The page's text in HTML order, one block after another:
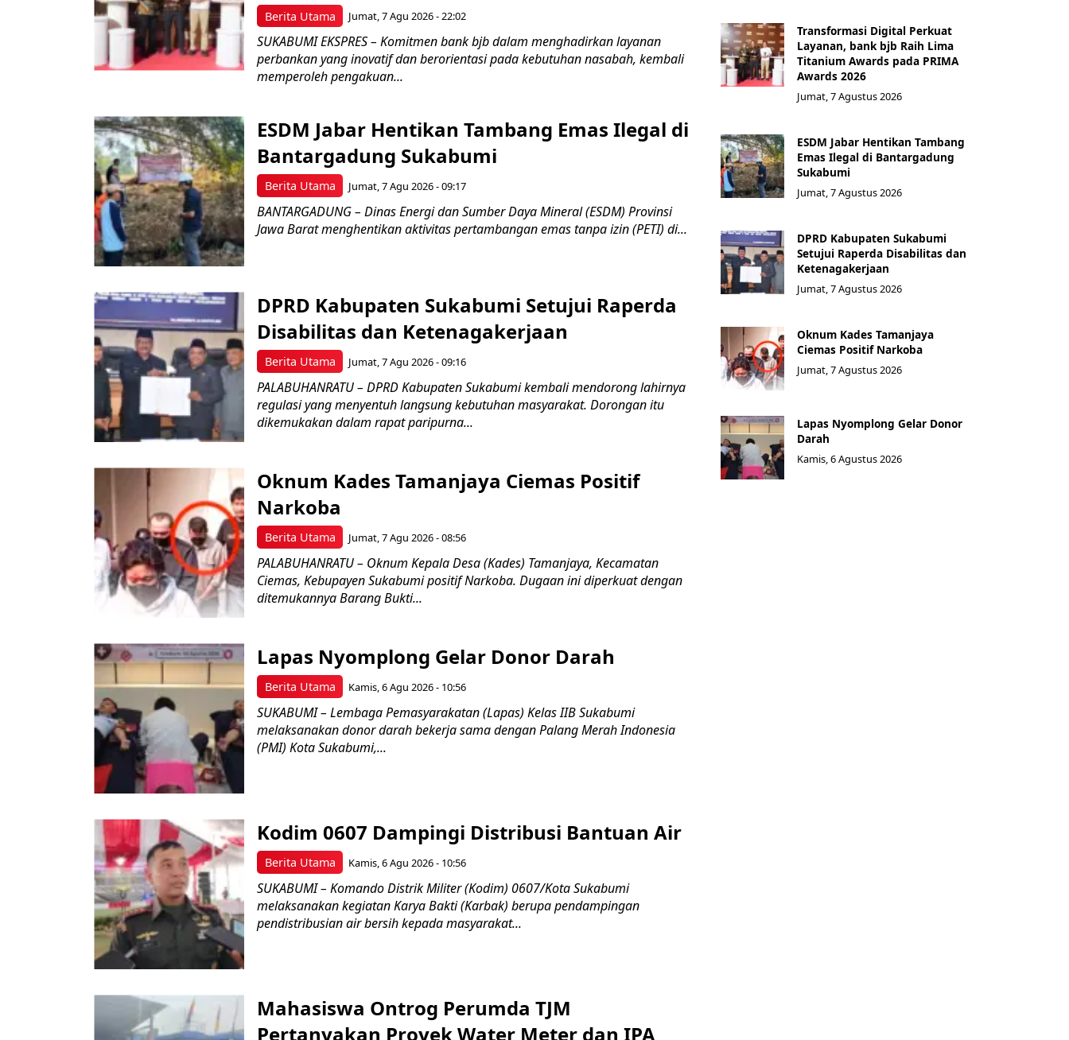
Berita Utama Jumat, 7 Agu 2026 - 22:02
SUKABUMI EKSPRES – Komitmen bank bjb dalam menghadirkan layanan
perbankan yang inovatif dan berorientasi pada kebutuhan nasabah, kembali
memperoleh pengakuan...
Berita Utama
ESDM Jabar Hentikan Tambang Emas Ilegal di
Bantargadung Sukabumi
Jumat, 7 Agu 2026 - 09:17
BANTARGADUNG – Dinas Energi dan Sumber Daya Mineral (ESDM) Provinsi
Jawa Barat menghentikan aktivitas pertambangan emas tanpa izin (PETI) di...
Berita Utama
DPRD Kabupaten Sukabumi Setujui Raperda
Disabilitas dan Ketenagakerjaan
Jumat, 7 Agu 2026 - 09:16
PALABUHANRATU – DPRD Kabupaten Sukabumi kembali mendorong lahirnya
regulasi yang menyentuh langsung kebutuhan masyarakat. Dorongan itu
dikemukakan dalam rapat paripurna...
Berita Utama
Oknum Kades Tamanjaya Ciemas Positif
Narkoba
Jumat, 7 Agu 2026 - 08:56
PALABUHANRATU – Oknum Kepala Desa (Kades) Tamanjaya, Kecamatan
Ciemas, Kebupayen Sukabumi positif Narkoba. Dugaan ini diperkuat dengan
ditemukannya Barang Bukti...
Berita Utama
Lapas Nyomplong Gelar Donor Darah
Kamis, 6 Agu 2026 - 10:56
SUKABUMI – Lembaga Pemasyarakatan (Lapas) Kelas IIB Sukabumi
melaksanakan donor darah bekerja sama dengan Palang Merah Indonesia
(PMI) Kota Sukabumi,...
Berita Utama
Kodim 0607 Dampingi Distribusi Bantuan Air
Kamis, 6 Agu 2026 - 10:56
SUKABUMI – Komando Distrik Militer (Kodim) 0607/Kota Sukabumi
melaksanakan kegiatan Karya Bakti (Karbak) berupa pendampingan
pendistribusian air bersih kepada masyarakat...
Mahasiswa Ontrog Perumda TJM
Pertanyakan Proyek Water Meter dan IPA
Transformasi Digital Perkuat
Layanan, bank bjb Raih Lima
Titanium Awards pada PRIMA
Awards 2026
Jumat, 7 Agustus 2026
ESDM Jabar Hentikan Tambang
Emas Ilegal di Bantargadung
Sukabumi
Jumat, 7 Agustus 2026
DPRD Kabupaten Sukabumi
Setujui Raperda Disabilitas dan
Ketenagakerjaan
Jumat, 7 Agustus 2026
Oknum Kades Tamanjaya
Ciemas Positif Narkoba
Jumat, 7 Agustus 2026
Lapas Nyomplong Gelar Donor
Darah
Kamis, 6 Agustus 2026